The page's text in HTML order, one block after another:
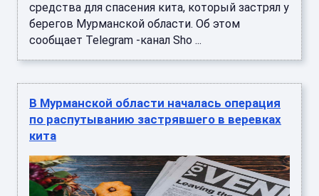
средства для спасения кита, который застрял у
берегов Мурманской области. Об этом
сообщает Telegram -канал Sho ...
В Мурманской области началась операция
по распутыванию застрявшего в веревках
кита